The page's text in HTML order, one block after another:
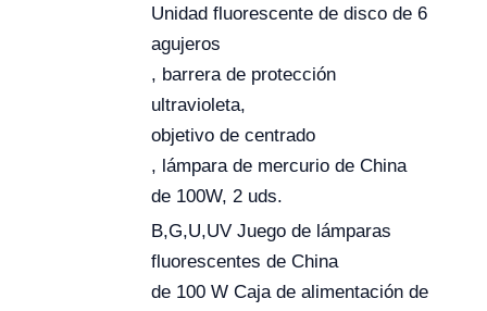
Unidad fluorescente de disco de 6
agujeros
, barrera de protección
ultravioleta,
objetivo de centrado
, lámpara de mercurio de China
de 100W, 2 uds.
B,G,U,UV Juego de lámparas
fluorescentes de China
de 100 W Caja de alimentación de